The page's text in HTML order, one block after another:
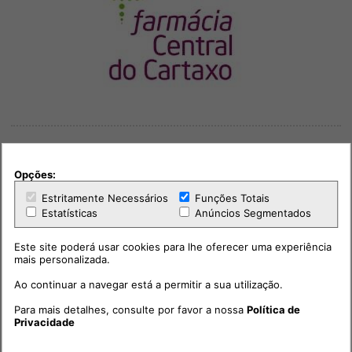
Outras notícias
Opções:
Estritamente Necessários
Funções Totais
Estatísticas
Anúncios Segmentados
Este site poderá usar cookies para lhe oferecer uma experiência
mais personalizada.
Ao continuar a navegar está a permitir a sua utilização.
Para mais detalhes, consulte por favor a nossaPolítica de
Privacidade